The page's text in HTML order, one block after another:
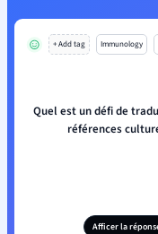
+ Add tag Immunology
Quel est un défi de
références
Afficer la